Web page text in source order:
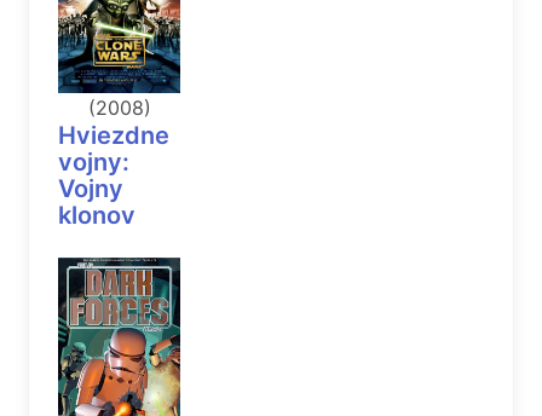
(2008)
Hviezdne
vojny:
Vojny
klonov